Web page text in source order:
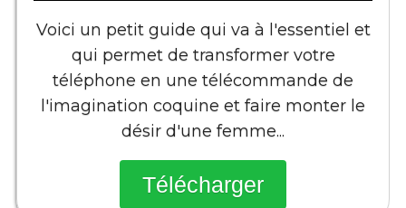
Voici un petit guide qui va à l'essentiel et
qui permet de transformer votre
téléphone en une télécommande de
l'imagination coquine et faire monter le
désir d'une femme...
Télécharger